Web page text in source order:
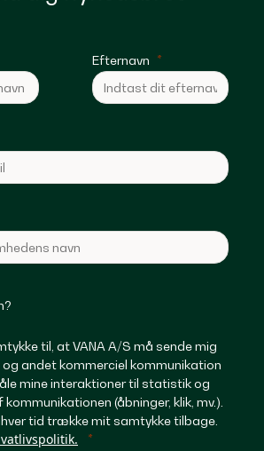
Efternavn
til, at VANA A/S må sende mig
og andet kommerciel kommunikation
mine interaktioner til statistik og
(åbninger, klik, mv.).
tid trække mit samtykke tilbage.